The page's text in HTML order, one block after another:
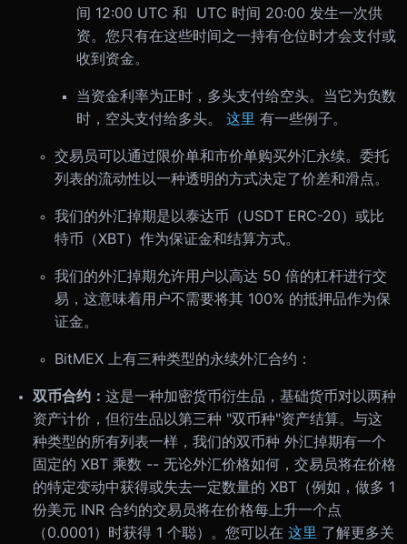
间 12:00 UTC 和 UTC 时间 20:00 发生一次供
资。您只有在这些时间之一持有仓位时才会支付或
收到资金。
当资金利率为正时，多头支付给空头。当它为负数
时，空头支付给多头。 这里 有一些例子。
交易员可以通过限价单和市价单购买外汇永续。委托
列表的流动性以一种透明的方式决定了价差和滑点。
我们的外汇掉期是以泰达币（USDT ERC-20）或比
特币（XBT）作为保证金和结算方式。
我们的外汇掉期允许用户以高达 50 倍的杠杆进行交
易，这意味着用户不需要将其 100% 的抵押品作为保
证金。
BitMEX 上有三种类型的永续外汇合约：
双币合约： 这是一种加密货币衍生品，基础货币对以两种
资产计价，但衍生品以第三种 "双币种"资产结算。与这
种类型的所有列表一样，我们的双币种 外汇掉期有一个
固定的 XBT 乘数 -- 无论外汇价格如何，交易员将在价格
的特定变动中获得或失去一定数量的 XBT（例如，做多 1
份美元 INR 合约的交易员将在价格每上升一个点
（0.0001）时获得 1 个聪）。您可以在 这里 了解更多关